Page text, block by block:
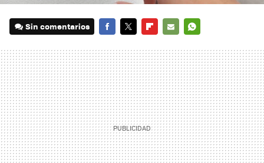
Sin comentarios
MAIL